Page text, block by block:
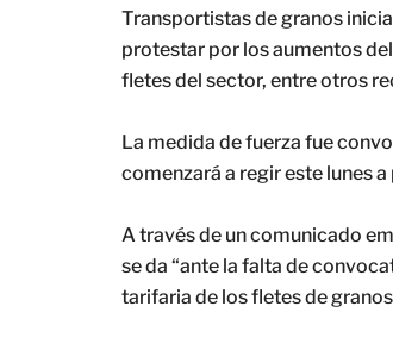
Transportistas de granos
protestar por los aumentos
fletes del sector, entre otros
La medida de fuerza fue
comenzará a regir este lunes
A través de un comunicado
se da “ante la falta de
tarifaria de los fletes de